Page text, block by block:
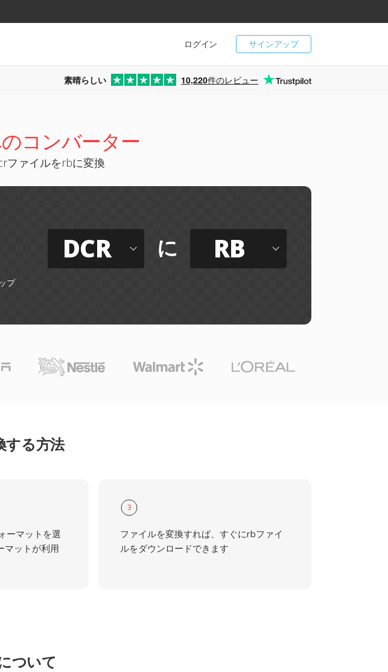
サインアップ
ログイン
素晴らしい 10,220件のレビュー
のコンバーター
ファイルをrbに変換
プ
DCR に RB
する方法
ーマットを選
マットが利用
3
ファイルを変換すれば、すぐにrbファイ
ルをダウンロードできます
ついて